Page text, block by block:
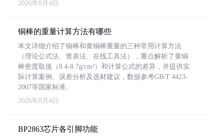
2026年8月4日
铜棒的重量计算方法有哪些
本文详细介绍了铜棒和黄铜棒重量的三种常用计算方法
（理论公式法、查表法、在线工具法），重点解析了黄铜
棒密度取值（8.4-8.7g/cm³）和计算公式的差异，并提供实
际计算案例、误差分析及选材建议，数据参考GB/T 4423-
2007等国家标准。
2026年8月4日
BP2863芯片各引脚功能